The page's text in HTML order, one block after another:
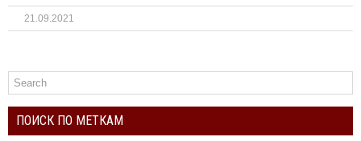
21.09.2021
ПОИСК ПО МЕТКАМ